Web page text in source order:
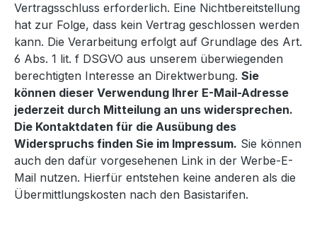
Vertragsschluss erforderlich. Eine Nichtbereitstellung
hat zur Folge, dass kein Vertrag geschlossen werden
kann. Die Verarbeitung erfolgt auf Grundlage des Art.
6 Abs. 1 lit. f DSGVO aus unserem überwiegenden
berechtigten Interesse an Direktwerbung. Sie
können dieser Verwendung Ihrer E-Mail-Adresse
jederzeit durch Mitteilung an uns widersprechen.
Die Kontaktdaten für die Ausübung des
Widerspruchs finden Sie im Impressum. Sie können
auch den dafür vorgesehenen Link in der Werbe-E-
Mail nutzen. Hierfür entstehen keine anderen als die
Übermittlungskosten nach den Basistarifen.